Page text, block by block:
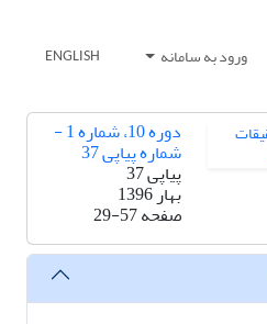
ورود به سامانه ENGLISH
دوره 10، شماره 1 -
شماره پیاپی 37
پیاپی 37
بهار 1396
صفحه29-57